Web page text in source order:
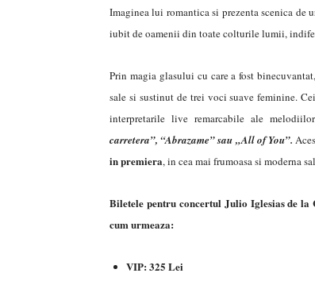
Imaginea lui romantica si prezenta scenica
iubit de oamenii din toate colturile lumii,
Prin magia glasului cu care a fost
sale si sustinut de trei voci suave feminine.
interpretarile live remarcabile ale
carretera”, “Abrazame” sau „All of You”.
in premiera, in cea mai frumoasa si moderna
Biletele pentru concertul Julio Iglesias de
cum urmeaza:
VIP: 325 Lei